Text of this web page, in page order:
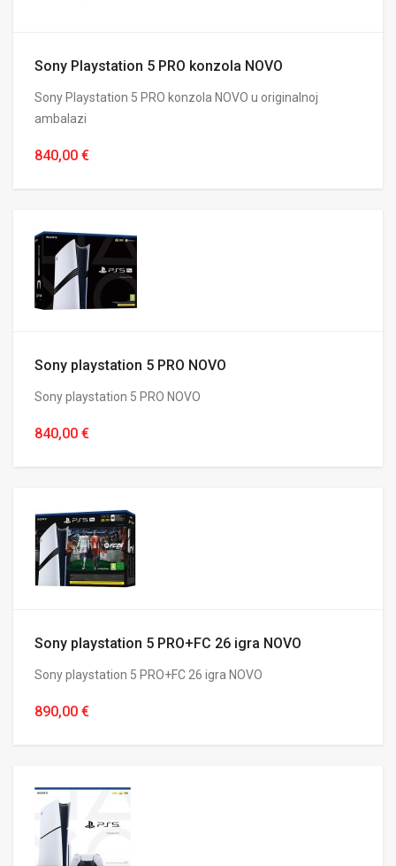
Sony Playstation 5 PRO konzola NOVO
Sony Playstation 5 PRO konzola NOVO u originalnoj
ambalazi
840,00 €
Sony playstation 5 PRO NOVO
Sony playstation 5 PRO NOVO
840,00 €
Sony playstation 5 PRO+FC 26 igra NOVO
Sony playstation 5 PRO+FC 26 igra NOVO
890,00 €